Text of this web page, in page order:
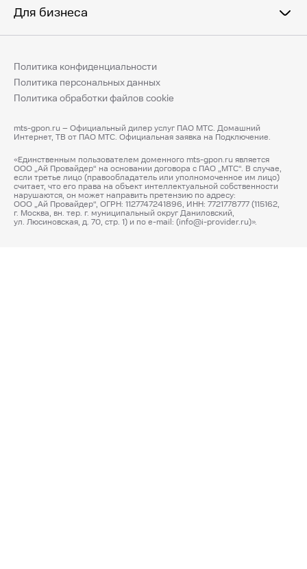
Для бизнеса
Политика конфиденциальности
Политика персональных данных
Политика обработки файлов cookie
mts-gpon.ru – Официальный дилер услуг ПАО МТС. Домашний
Интернет, ТВ от ПАО МТС. Официальная заявка на Подключение.
«Единственным пользователем доменного mts-gpon.ru является
ООО „Ай Провайдер“ на основании договора с ПАО „МТС“. В случае,
если третье лицо (правообладатель или уполномоченное им лицо)
считает, что его права на объект интеллектуальной собственности
нарушаются, он может направить претензию по адресу:
ООО „Ай Провайдер“, ОГРН: 1127747241896, ИНН: 7721778777 (115162,
г. Москва, вн. тер. г. муниципальный округ Даниловский,
ул. Люсиновская, д. 70, стр. 1) и по e-mail: (info@i-provider.ru)».